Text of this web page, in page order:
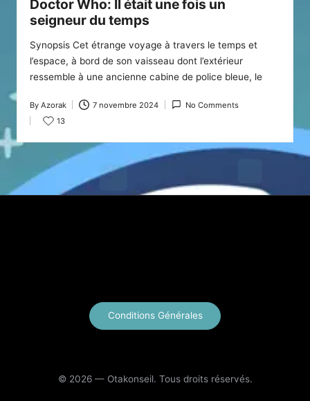
Doctor Who: Il était une fois un
seigneur du temps
Synopsis Cet étrange voyage à travers le temps et
l’espace, à bord de son vaisseau dont l’extérieur
ressemble à une ancienne cabine de police bleue, le
Posted
by
By Azorak 7 novembre 2024
No Comments
13
Conditions Générales
© 2026 — Otakonseil. Tous droits réservés.